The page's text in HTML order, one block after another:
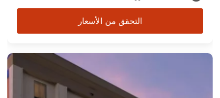
التحقق من الأسعار